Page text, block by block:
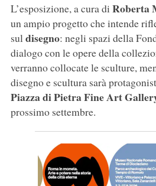
L’esposizione, a cura di Roberta
un ampio progetto che intende
suldisegno: negli spazi della
dialogo con le opere della
verranno collocate le sculture,
disegno e scultura sarà
Piazza di Pietra Fine Art
prossimo settembre.